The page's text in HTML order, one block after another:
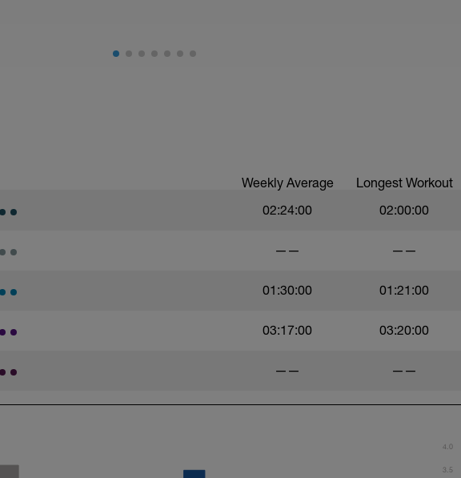
Weekly Average Longest Workout
02:24:00 02:00:00
—— ——
01:30:00 01:21:00
03:17:00 03:20:00
—— ——
3.5
4.0